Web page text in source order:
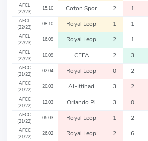
AFCL
(22/23)
15.10 Coton Spor 2 1
AFCL
(22/23)
08.10 Royal Leop 1 1
AFCL
(22/23)
16.09 Royal Leop 2 1
AFCL
(22/23)
10.09 CFFA 2 3
AFCC
(21/22)
02.04 Royal Leop 0 2
AFCC
(21/22)
20.03 Al-Ittihad 3 2
AFCC
(21/22)
12.03 Orlando Pi 3 0
AFCC
(21/22)
05.03 Royal Leop 1 2
AFCC
(21/22)
26.02 Royal Leop 2 6